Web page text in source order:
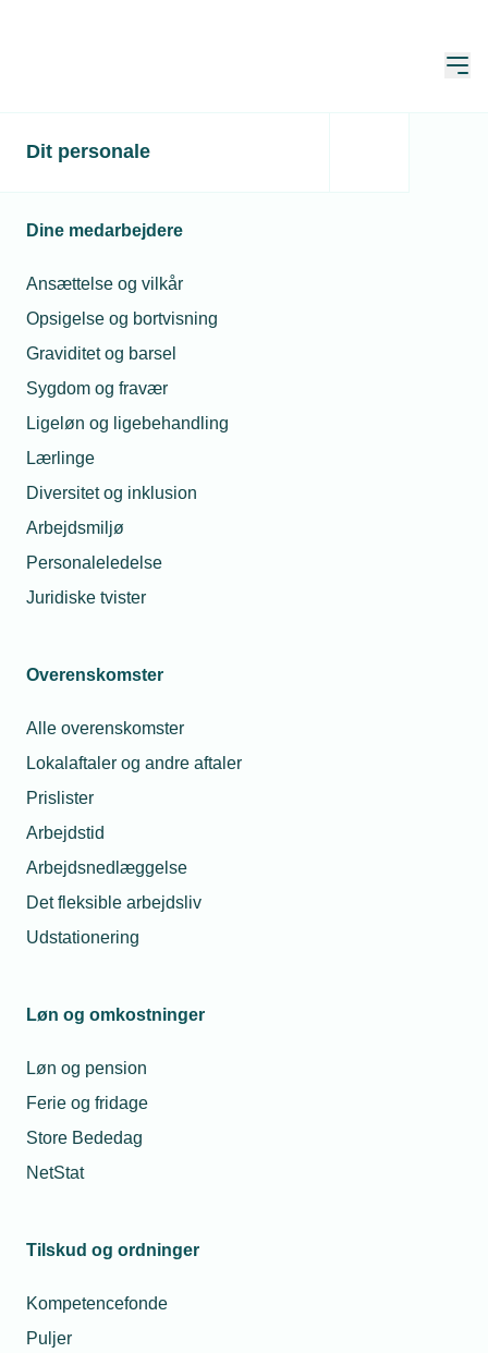
Dit personale
Dine medarbejdere
Ansættelse og vilkår
Opsigelse og bortvisning
Graviditet og barsel
Sygdom og fravær
Ligeløn og ligebehandling
Lærlinge
Diversitet og inklusion
Arbejdsmiljø
Personaleledelse
Juridiske tvister
Overenskomster
Alle overenskomster
Lokalaftaler og andre aftaler
Prislister
Arbejdstid
Arbejdsnedlæggelse
Det fleksible arbejdsliv
Udstationering
Løn og omkostninger
Løn og pension
Ferie og fridage
Store Bededag
NetStat
Tilskud og ordninger
Kompetencefonde
Puljer
Du skal være logget ind
Denne side er kun for medlemmer, og du skal derfor
E-mail*
Husk mine oplysninger
Log ind
brugerprofil?
Du er altid velkommen til at kontakte
os.
Så sørger vi for at hjælpe dig godt
videre.
Telefon:43 43 60 00
Fredag fra kl. 08:00 til 15:00